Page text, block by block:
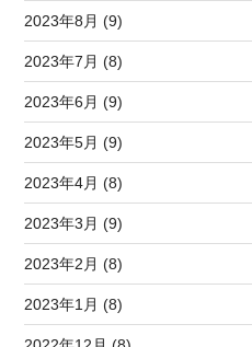
2023年8月 (9)
2023年7月 (8)
2023年6月 (9)
2023年5月 (9)
2023年4月 (8)
2023年3月 (9)
2023年2月 (8)
2023年1月 (8)